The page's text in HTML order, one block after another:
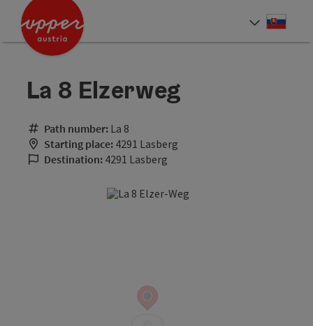
Accesskey
Accesskey
La 8 Elzerweg
Path number: La 8
Starting place: 4291 Lasberg
Destination: 4291 Lasberg